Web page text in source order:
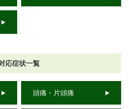
応症状一覧
頭痛・片頭痛